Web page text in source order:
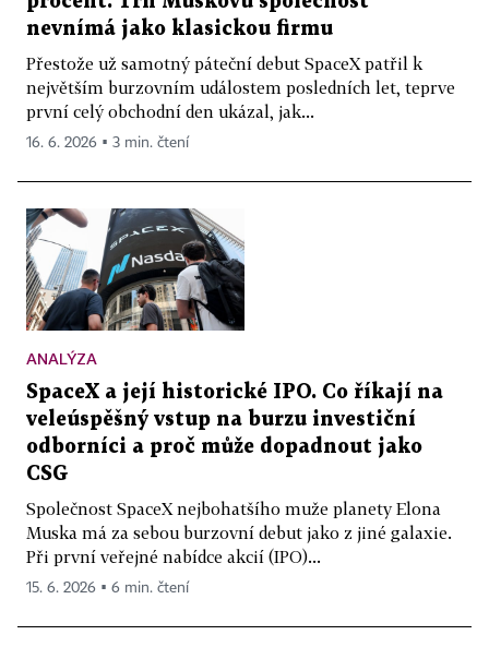
nevnímá jako klasickou firmu
Přestože už samotný páteční debut SpaceX patřil k
největším burzovním událostem posledních let, teprve
první celý obchodní den ukázal, jak...
16. 6. 2026 ▪ 3 min. čtení
ANALÝZA
SpaceX a její historické IPO. Co říkají na
veleúspěšný vstup na burzu investiční
odborníci a proč může dopadnout jako
CSG
Společnost SpaceX nejbohatšího muže planety Elona
Muska má za sebou burzovní debut jako z jiné galaxie.
Při první veřejné nabídce akcií (IPO)...
15. 6. 2026 ▪ 6 min. čtení